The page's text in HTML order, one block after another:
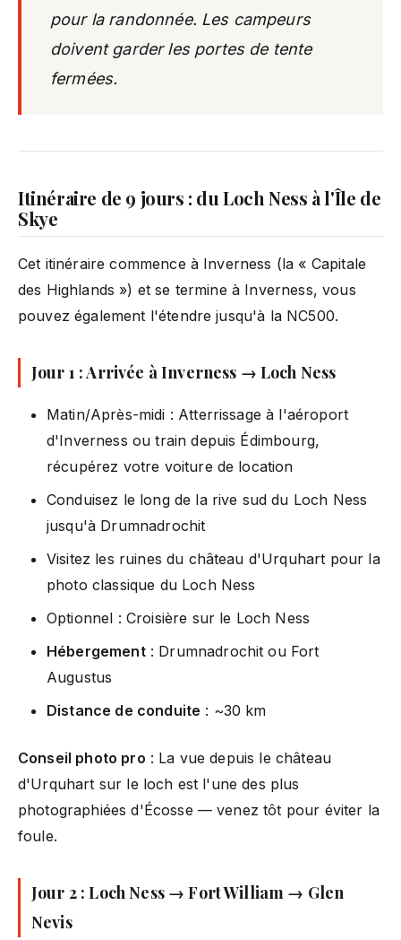
pour la randonnée. Les campeurs
doivent garder les portes de tente
fermées.
Itinéraire de 9 jours : du Loch Ness à l'Île de
Skye
Cet itinéraire commence à Inverness (la « Capitale
des Highlands ») et se termine à Inverness, vous
pouvez également l'étendre jusqu'à la NC500.
Jour 1 : Arrivée à Inverness → Loch Ness
Matin/Après-midi : Atterrissage à l'aéroport
d'Inverness ou train depuis Édimbourg,
récupérez votre voiture de location
Conduisez le long de la rive sud du Loch Ness
jusqu'à Drumnadrochit
Visitez les ruines du château d'Urquhart pour la
photo classique du Loch Ness
Optionnel : Croisière sur le Loch Ness
Hébergement: Drumnadrochit ou Fort
Augustus
Distance de conduite : ~30 km
Conseil photo pro : La vue depuis le château
d'Urquhart sur le loch est l'une des plus
photographiées d'Écosse — venez tôt pour éviter la
foule.
Jour 2 : Loch Ness → Fort William → Glen
Nevis